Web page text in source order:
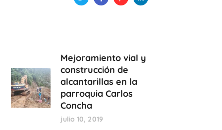
Mejoramiento vial y
construcción de
alcantarillas en la
parroquia Carlos
Concha
julio 10, 2019